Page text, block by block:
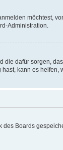
möchtest,
Administration.
dafür sorgen,
kann es
Boards